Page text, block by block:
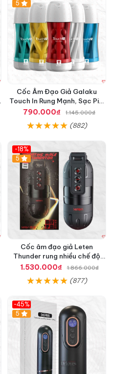
Hot
5
Cốc Âm Đạo Giả Galaku
Touch In Rung Mạnh, Sạc Pin,
Silicon Mềm
790.000₫ 1.145.000₫
(882)
-18%
5
Cốc âm đạo giả Leten
Thunder rung nhiều chế độ
app điều khiển tiện lợi
1.530.000₫ 1.866.000₫
(877)
-45%
Hot
5